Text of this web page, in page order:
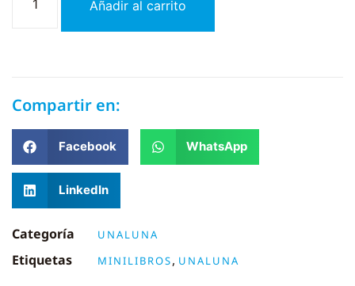
Añadir al carrito
Compartir en:
Facebook WhatsApp
LinkedIn
Categoría UNALUNA
Etiquetas MINILIBROS, UNALUNA